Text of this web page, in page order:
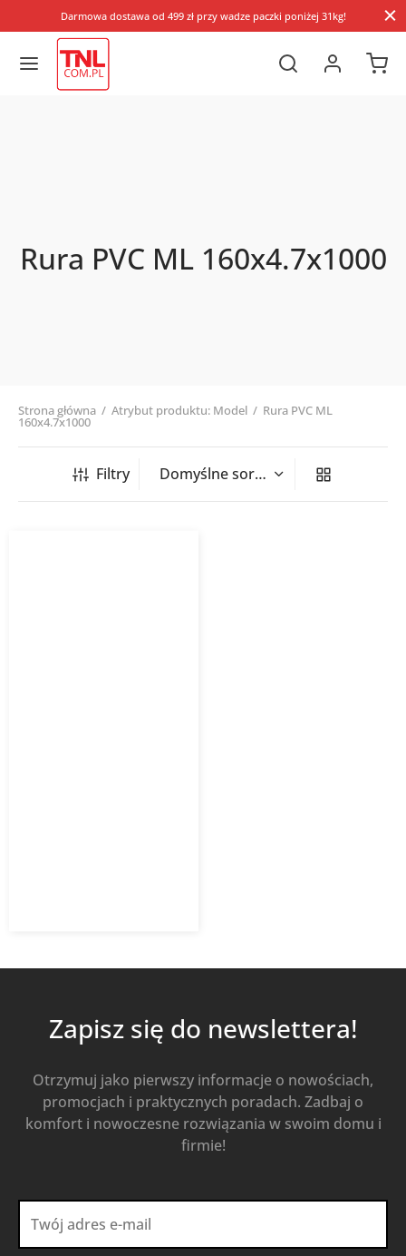
Darmowa dostawa od 499 zł przy wadze paczki poniżej 31kg!
Rura PVC ML 160x4.7x1000
Strona główna / Atrybut produktu: Model / Rura PVC ML
160x4.7x1000
Filtry
Zapisz się do newslettera!
Otrzymuj jako pierwszy informacje o nowościach,
promocjach i praktycznych poradach. Zadbaj o
komfort i nowoczesne rozwiązania w swoim domu i
firmie!